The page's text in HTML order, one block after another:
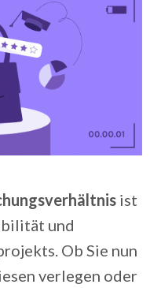
ist
und
Ob Sie nun
verlegen oder